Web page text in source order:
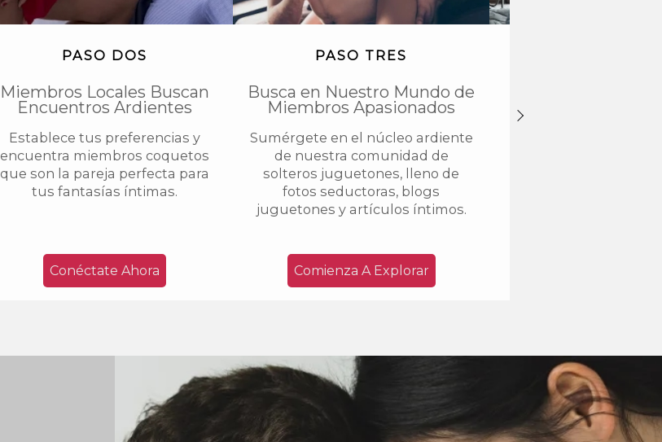
PASO DOS
Miembros Locales Buscan
Encuentros Ardientes
Establece tus preferencias y
encuentra miembros coquetos
que son la pareja perfecta para
tus fantasías íntimas.
Conéctate Ahora
PASO TRES
Busca en Nuestro Mundo de
Miembros Apasionados
Sumérgete en el núcleo ardiente
de nuestra comunidad de
solteros juguetones, lleno de
fotos seductoras, blogs
juguetones y artículos íntimos.
Comienza A Explorar
Experimenta el